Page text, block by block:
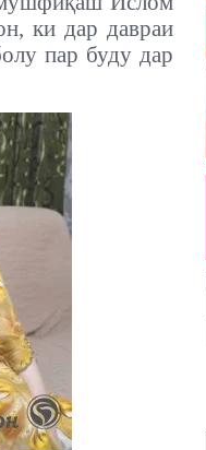
ки дар давраи
пар буду дар